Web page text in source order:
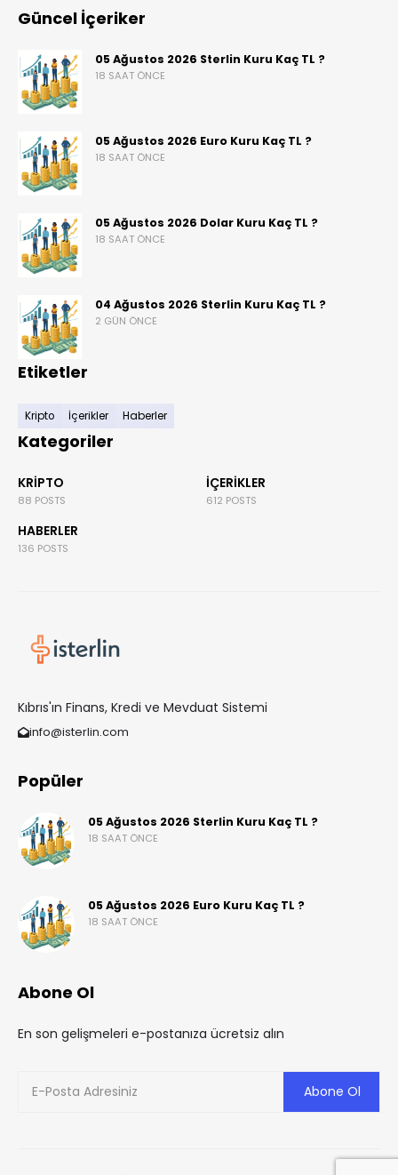
Güncel İçeriker
05 Ağustos 2026 Sterlin Kuru Kaç TL ?
18 SAAT ÖNCE
05 Ağustos 2026 Euro Kuru Kaç TL ?
18 SAAT ÖNCE
05 Ağustos 2026 Dolar Kuru Kaç TL ?
18 SAAT ÖNCE
04 Ağustos 2026 Sterlin Kuru Kaç TL ?
2 GÜN ÖNCE
Etiketler
Kripto İçerikler Haberler
Kategoriler
KRIPTO
88 POSTS
İÇERIKLER
612 POSTS
HABERLER
136 POSTS
Kıbrıs'ın Finans, Kredi ve Mevduat Sistemi
info@isterlin.com
Popüler
05 Ağustos 2026 Sterlin Kuru Kaç TL ?
18 SAAT ÖNCE
05 Ağustos 2026 Euro Kuru Kaç TL ?
18 SAAT ÖNCE
Abone Ol
En son gelişmeleri e-postanıza ücretsiz alın